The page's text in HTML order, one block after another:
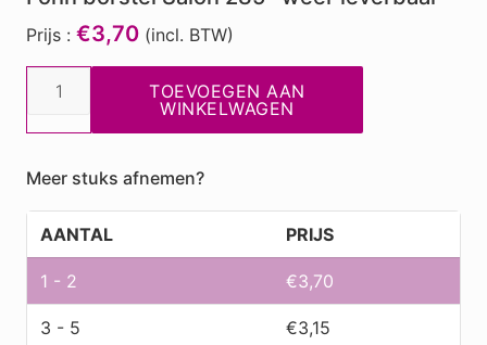
Prijs : €3,70 (incl. BTW)
Fohn
Salon
TOEVOEGEN AAN
WINKELWAGEN
Meer stuks afnemen?
AANTAL PRIJS
1 - 2 €3,70
3 - 5 €3,15